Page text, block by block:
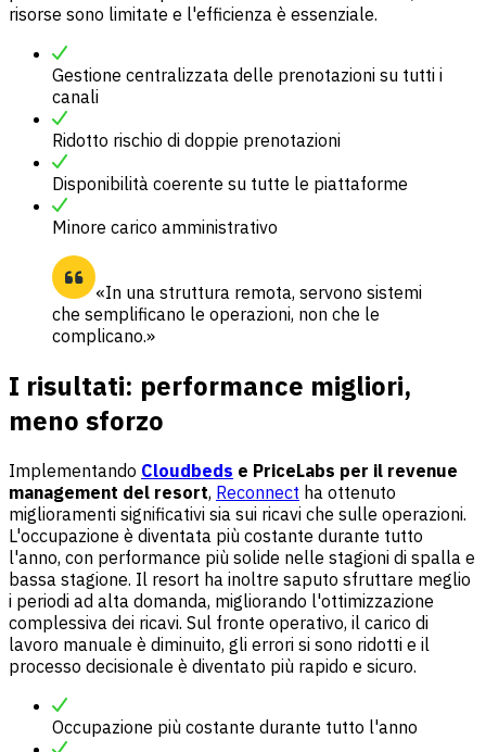
risorse sono limitate e l'efficienza è essenziale.
Gestione centralizzata delle prenotazioni su tutti i
canali
Ridotto rischio di doppie prenotazioni
Disponibilità coerente su tutte le piattaforme
Minore carico amministrativo
«In una struttura remota, servono sistemi
che semplificano le operazioni, non che le
complicano.»
I risultati: performance migliori,
meno sforzo
Implementando Cloudbeds e PriceLabs per il revenue
management del resort, Reconnect ha ottenuto
miglioramenti significativi sia sui ricavi che sulle operazioni.
L'occupazione è diventata più costante durante tutto
l'anno, con performance più solide nelle stagioni di spalla e
bassa stagione. Il resort ha inoltre saputo sfruttare meglio
i periodi ad alta domanda, migliorando l'ottimizzazione
complessiva dei ricavi. Sul fronte operativo, il carico di
lavoro manuale è diminuito, gli errori si sono ridotti e il
processo decisionale è diventato più rapido e sicuro.
Occupazione più costante durante tutto l'anno